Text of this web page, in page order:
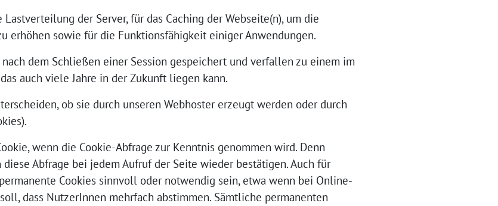
der Server, für das Caching der Webseite(n), um die
erhöhen sowie für die Funktionsfähigkeit einiger Anwendungen.
dem Schließen einer Session gespeichert und verfallen zu einem im
auch viele Jahre in der Zukunft liegen kann.
ob sie durch unseren Webhoster erzeugt werden oder durch
wenn die Cookie-Abfrage zur Kenntnis genommen wird. Denn
Abfrage bei jedem Aufruf der Seite wieder bestätigen. Auch für
Cookies sinnvoll oder notwendig sein, etwa wenn bei Online-
dass NutzerInnen mehrfach abstimmen. Sämtliche permanenten